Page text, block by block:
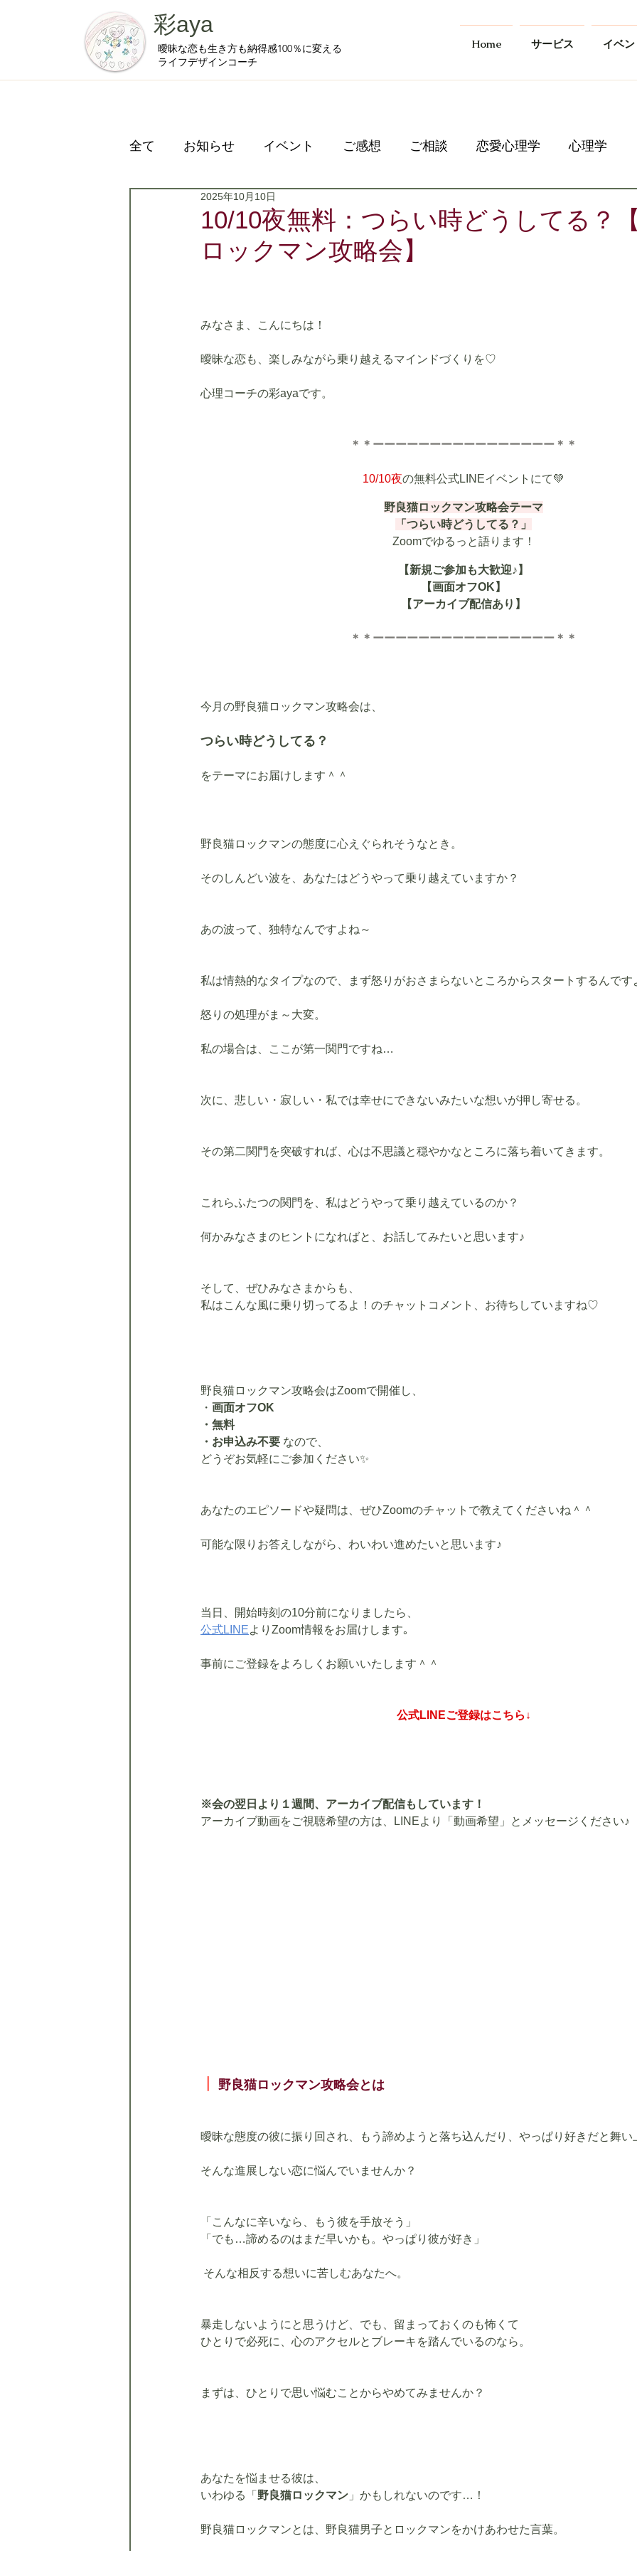
彩aya
曖昧な恋も生き方も納得感100％に変える
ライフデザインコーチ
Home サービス イベ
全て お知らせ イベント ご感想 ご相談 恋愛心理学 心理学
プライベート
10/10夜無料：つらい時どうしてる？
ロックマン攻略会】
2025年10月10日
みなさま、こんにちは！
曖昧な恋も、楽しみながら乗り越えるマインドづくりを♡
心理コーチの彩ayaです。
＊＊ーーーーーーーーーーーーーーーー＊＊
10/10夜の無料公式LINEイベントにて💚
野良猫ロックマン攻略会テーマ
「つらい時どうしてる？」
Zoomでゆるっと語ります！
【新規ご参加も大歓迎♪】
【画面オフOK】
【アーカイブ配信あり】
＊＊ーーーーーーーーーーーーーーーー＊＊
今月の野良猫ロックマン攻略会は、
つらい時どうしてる？
をテーマにお届けします＾＾
野良猫ロックマンの態度に心えぐられそうなとき。
そのしんどい波を、あなたはどうやって乗り越えていますか？
あの波って、独特なんですよね～
私は情熱的なタイプなので、まず怒りがおさまらないところからスタートするんです
怒りの処理がま～大変。
私の場合は、ここが第一関門ですね…
次に、悲しい・寂しい・私では幸せにできないみたいな想いが押し寄せる。
その第二関門を突破すれば、心は不思議と穏やかなところに落ち着いてきます。
これらふたつの関門を、私はどうやって乗り越えているのか？
何かみなさまのヒントになればと、お話してみたいと思います♪
そして、ぜひみなさまからも、
私はこんな風に乗り切ってるよ！のチャットコメント、お待ちしていますね♡
野良猫ロックマン攻略会はZoomで開催し、
・ 画面オフOK
・無料
・お申込み不要 なので、
どうぞお気軽にご参加ください✨
あなたのエピソードや疑問は、ぜひZoomのチャットで教えてくださいね＾＾
可能な限りお答えしながら、わいわい進めたいと思います♪
当日、開始時刻の10分前になりましたら、
公式LINEよりZoom情報をお届けします｡
事前にご登録をよろしくお願いいたします＾＾
公式LINEご登録はこちら↓
※会の翌日より１週間、アーカイブ配信もしています！
アーカイブ動画をご視聴希望の方は、LINEより「動画希望」とメッセージください♪
野良猫ロックマン攻略会とは
曖昧な態度の彼に振り回され、もう諦めようと落ち込んだり、やっぱり好きだと舞い
そんな進展しない恋に悩んでいませんか？
「こんなに辛いなら、もう彼を手放そう」
「でも…諦めるのはまだ早いかも。やっぱり彼が好き」
そんな相反する想いに苦しむあなたへ。
暴走しないようにと思うけど、でも、留まっておくのも怖くて
ひとりで必死に、心のアクセルとブレーキを踏んでいるのなら。
まずは、ひとりで思い悩むことからやめてみませんか？
あなたを悩ませる彼は、
いわゆる「 野良猫ロックマン 」かもしれないのです…！
​​野良猫ロックマンとは、野良猫男子とロックマンをかけあわせた言葉。